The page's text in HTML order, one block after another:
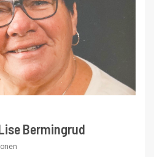
Bermingrud